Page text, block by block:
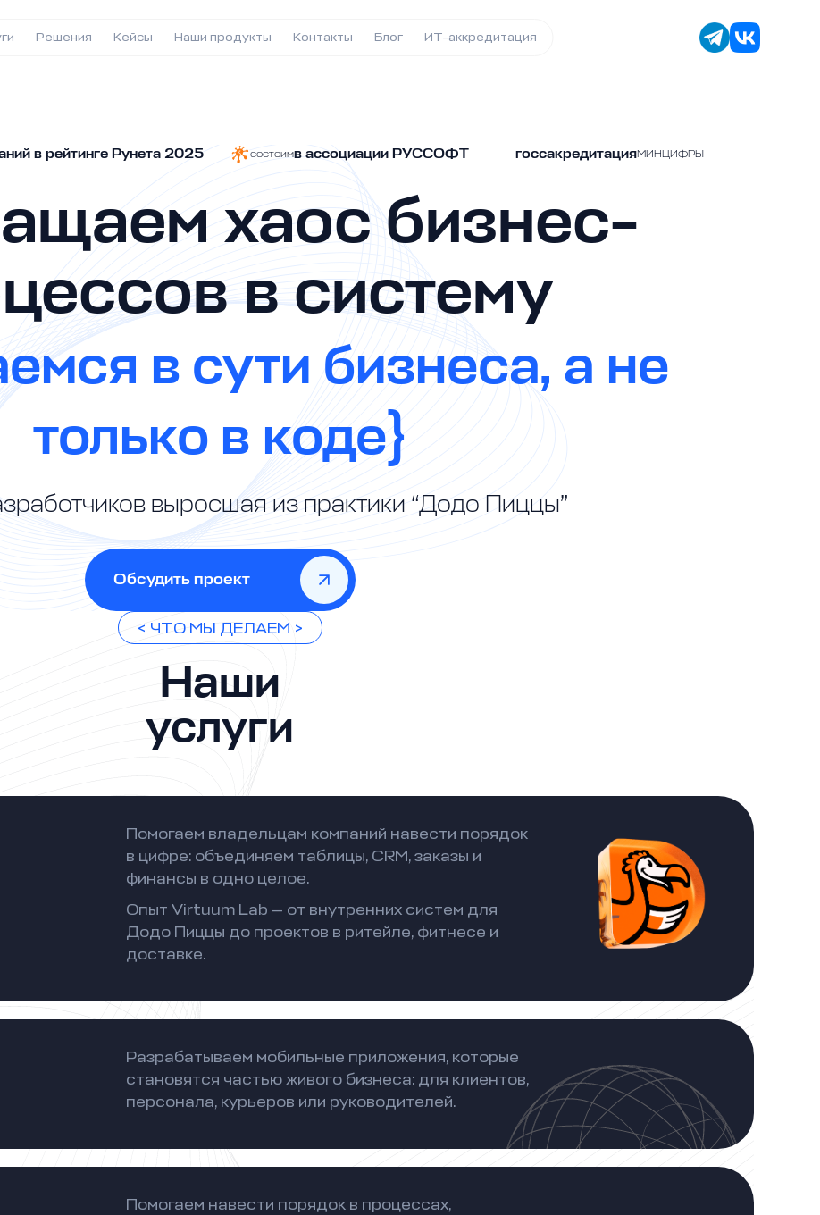
Решения Кейсы Наши продукты Контакты Блог ИТ-аккредитация
в рейтинге Рунета 2025 состоимв ассоциации РУССОФТ госсакредитацияМИНЦИФРЫ
хаос бизнес-
в систему
в сути бизнеса, а не
только в коде}
выросшая из практики “Додо Пиццы”
Обсудить проект
< ЧТО МЫ ДЕЛАЕМ >
Наши
услуги
Помогаем владельцам компаний навести порядок
в цифре: объединяем таблицы, CRM, заказы и
финансы в одно целое.
Опыт Virtuum Lab — от внутренних систем для
Додо Пиццы до проектов в ритейле, фитнесе и
доставке.
Разрабатываем мобильные приложения, которые
становятся частью живого бизнеса: для клиентов,
персонала, курьеров или руководителей.
Помогаем навести порядок в процессах,